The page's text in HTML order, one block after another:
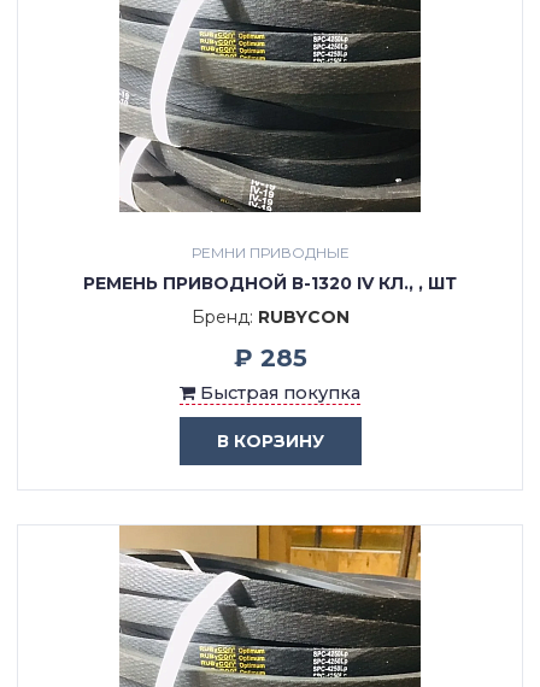
РЕМНИ ПРИВОДНЫЕ
РЕМЕНЬ ПРИВОДНОЙ В-1320 IV КЛ., , ШТ
Бренд: RUBYCON
₽ 285
Быстрая покупка
В КОРЗИНУ